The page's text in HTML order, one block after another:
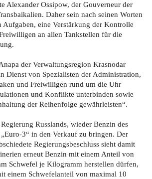
Alexander Ossipow, der Gouverneur der
Daher sein nach seinen Worten
Aufgaben, eine Verstärkung der Kontrolle
an allen Tankstellen für die
der Verwaltungsregion Krasnodar
Dienst von Spezialisten der Administration,
und Freiwilligen rund um die Uhr
und Konflikte unterbinden sowie
der Reihenfolge gewährleisten“.
Russlands, wieder Benzin des
3“ in den Verkauf zu bringen. Der
Regierungsbeschluss sieht damit
erneut Benzin mit einem Anteil von
Schwefel je Kilogramm herstellen dürfen,
einem Schwefelanteil von maximal 10